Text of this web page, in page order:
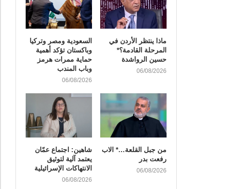
ماذا ينتظر الأردن في
المرحلة القادمة؟*
حسين الرواشدة
06/08/2026
السعودية ومصر وتركيا
وباكستان تؤكد أهمية
حماية ممرات هرمز
وباب المندب
06/08/2026
من جبل القلعة…* الاب
رفعت بدر
06/08/2026
شاهين: اجتماع عمّان
يعتمد آلية لتوثيق
الانتهاكات الإسرائيلية
06/08/2026